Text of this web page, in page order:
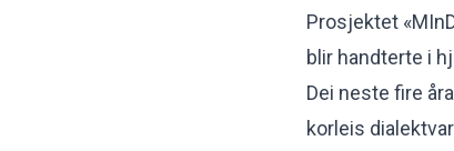
Prosjektet
blir handterte i
Dei neste fire
korleis